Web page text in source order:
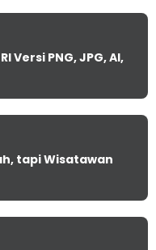
Versi PNG, JPG, AI,
tapi Wisatawan